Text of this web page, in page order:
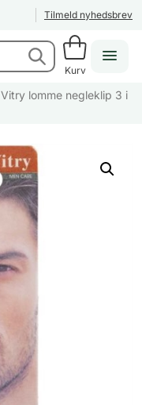
Tilmeld nyhedsbrev
Kurv
Vitry lomme negleklip 3 i